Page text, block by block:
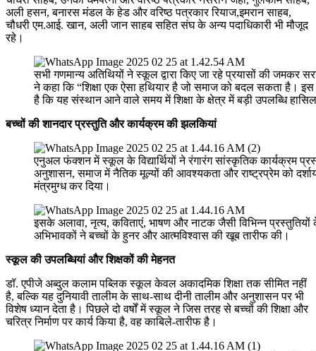
अली हसन, बनारस मंडल के हेड और वरिष्ठ पत्रकार रियाज,इमरान साहब,
चौधरी एम.आई. खान, अली जान साहब सहित संघ के अन्य पदाधिकारी भी मौजूद
रहे।
सभी गणमान्य अतिथियों ने स्कूल द्वारा किए जा रहे प्रयासों की जमकर
ने कहा कि “शिक्षा एक ऐसा हथियार है जो समाज को बदल सकता है।
है कि यह संस्थान आने वाले समय में शिक्षा के क्षेत्र में बड़ी उपलब्धि
बच्चों की शानदार प्रस्तुति और कार्यक्रम की झलकियां
एनुअल फंक्शन में स्कूल के विद्यार्थियों ने रंगारंग सांस्कृतिक कार्यक्रम
अनुशासन, समाज में नैतिक मूल्यों की आवश्यकता और राष्ट्रप्रेम को
मंत्रमुग्ध कर दिया।
इसके अलावा, नृत्य, कविताएं, भाषण और नाटक जैसी विभिन्न प्रस्तुतियों
अभिभावकों ने बच्चों के हुनर और आत्मविश्वास की खूब तारीफ की।
स्कूल की उपलब्धियां और शिक्षकों की मेहनत
डॉ. एपीजे अब्दुल कलाम पब्लिक स्कूल केवल अकादमिक शिक्षा तक सीमित नहीं
है, बल्कि यह दुनियावी तालीम के साथ-साथ दीनी तालीम और अनुशासन पर भी
विशेष ध्यान देता है। पिछले दो वर्षों में स्कूल ने जिस तरह से बच्चों की शिक्षा और
चरित्र निर्माण पर कार्य किया है, वह काबिले-तारीफ है।